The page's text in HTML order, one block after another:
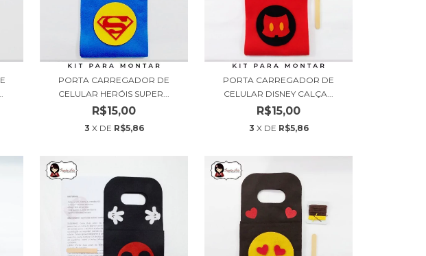
PORTA CARREGADOR DE
CELULAR HERÓIS SUPER...
R$15,00
3 X DE R$5,86
PORTA CARREGADOR DE
CELULAR DISNEY CALÇA...
R$15,00
3 X DE R$5,86